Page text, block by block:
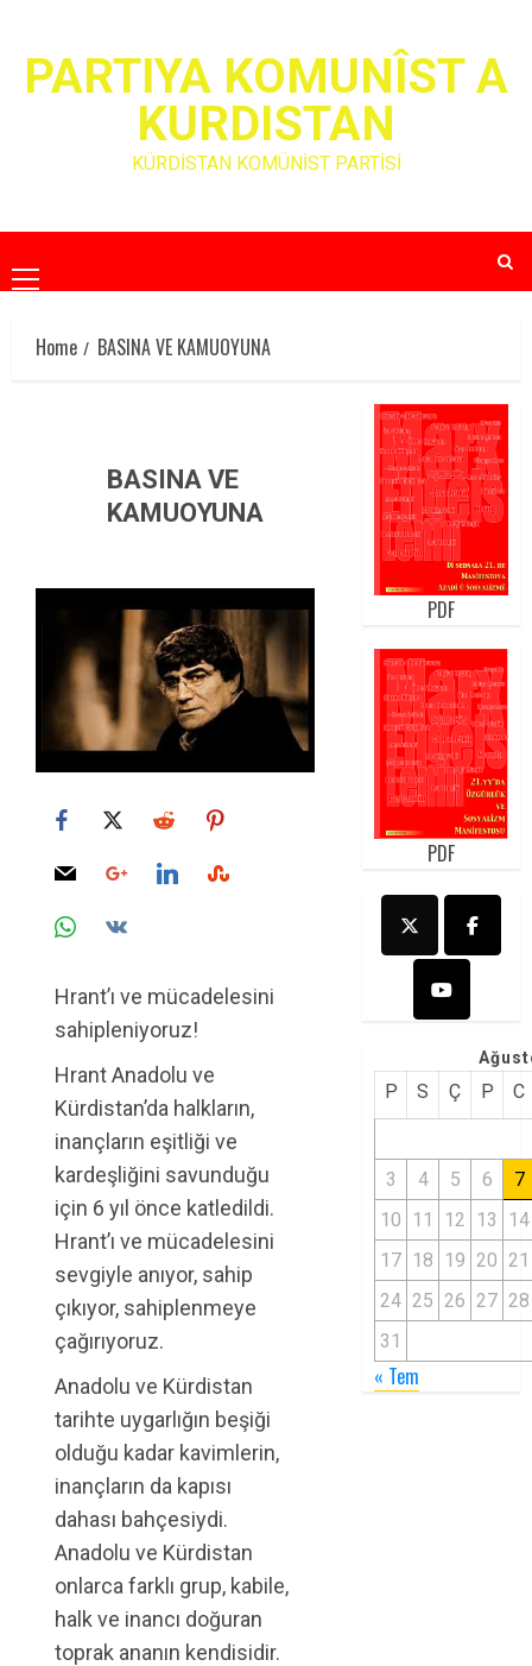
contentPARTIYA KOMUNÎST A
KURDISTAN
KÜRDİSTAN KOMÜNİST PARTİSİ
Primary
Menu
Home
BASINA VE KAMUOYUNA
BASINA VE
KAMUOYUNA
Hrant’ı ve mücadelesini
sahipleniyoruz!
Hrant Anadolu ve
Kürdistan’da halkların,
inançların eşitliği ve
kardeşliğini savunduğu
için 6 yıl önce katledildi.
Hrant’ı ve mücadelesini
sevgiyle anıyor, sahip
çıkıyor, sahiplenmeye
çağırıyoruz.
Anadolu ve Kürdistan
tarihte uygarlığın beşiği
olduğu kadar kavimlerin,
inançların da kapısı
dahası bahçesiydi.
Anadolu ve Kürdistan
onlarca farklı grup, kabile,
halk ve inancı doğuran
toprak ananın kendisidir.
PDF
PDF
P S Ç P C
3 4 5 6
7
10 11 12 13
14
17 18 19 20 21
24 25 26 27 28
31
« Tem